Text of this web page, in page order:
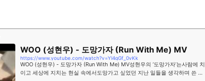
WOO (성현우) - 도망가자 (Run With Me) MV
https://www.youtube.com/watch?v=Yl4gGf_0vKk
WOO (성현우) - 도망가자 (Run With Me) MV성현우의 ‘도망가자’는사람에 치
이고 세상에 지치는 현실 속에서도망가고 싶었던 지난 일들을 생각하며 쓴 자